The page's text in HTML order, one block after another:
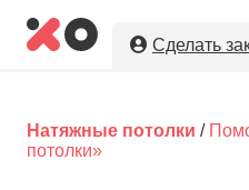
Сделать
натяжные
Натяжные потолки /
потолки»